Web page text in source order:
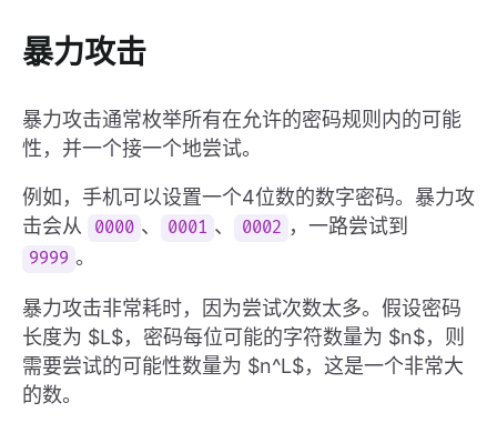
暴力攻击
暴力攻击通常枚举所有在允许的密码规则内的可能
性，并一个接一个地尝试。
例如，手机可以设置一个4位数的数字密码。暴力攻
击会从
0000 、 0001 、 0002 ，一路尝试到
9999 。
暴力攻击非常耗时，因为尝试次数太多。假设密码
长度为 $L$，密码每位可能的字符数量为 $n$，则
需要尝试的可能性数量为 $n^L$，这是一个非常大
的数。